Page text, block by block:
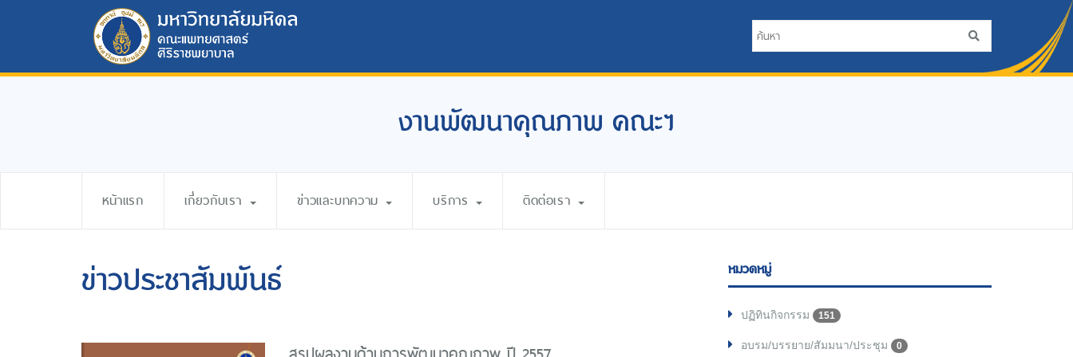
งานพัฒนาคุณภาพ คณะฯ
หน้าแรก เกี่ยวกับเรา ข่าวและบทความ บริการ ติดต่อเรา
ข่าวประชาสัมพันธ์ หมวดหมู่
ปฏิทินกิจกรรม 151
อบรม/บรรยาย/สัมมนา/ประชุม 0